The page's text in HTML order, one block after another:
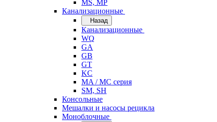
MS, MP
Канализационные
Назад
Канализационные
WQ
GA
GB
GT
KC
MA / MC серия
SM, SH
Консольные
Мешалки и насосы рецикла
Моноблочные